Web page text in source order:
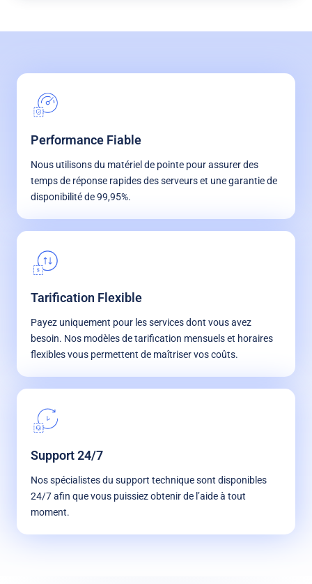
Performance Fiable
Nous utilisons du matériel de pointe pour assurer des
temps de réponse rapides des serveurs et une garantie de
disponibilité de 99,95%.
Tarification Flexible
Payez uniquement pour les services dont vous avez
besoin. Nos modèles de tarification mensuels et horaires
flexibles vous permettent de maîtriser vos coûts.
Support 24/7
Nos spécialistes du support technique sont disponibles
24/7 afin que vous puissiez obtenir de l’aide à tout
moment.